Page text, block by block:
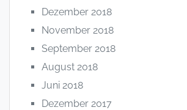
Dezember 2018
November 2018
September 2018
August 2018
Juni 2018
Dezember 2017